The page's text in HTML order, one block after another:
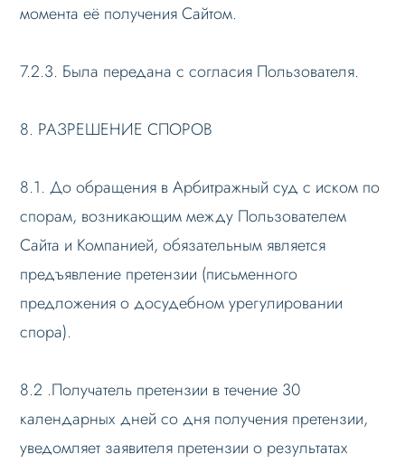
момента её получения Сайтом.
7.2.3. Была передана с согласия Пользователя.
8. РАЗРЕШЕНИЕ СПОРОВ
8.1. До обращения в Арбитражный суд с иском по
спорам, возникающим между Пользователем
Сайта и Компанией, обязательным является
предъявление претензии (письменного
предложения о досудебном урегулировании
спора).
8.2 .Получатель претензии в течение 30
календарных дней со дня получения претензии,
уведомляет заявителя претензии о результатах